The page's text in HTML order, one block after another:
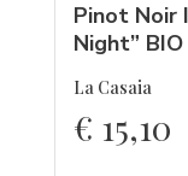
Pinot Noir
Night”
La Casaia
€ 15,10